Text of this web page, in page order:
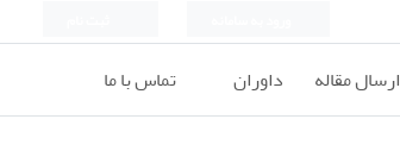
ارسال مقاله داوران تماس با ما